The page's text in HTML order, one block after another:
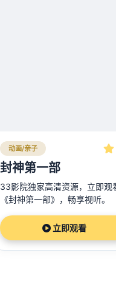
动画/亲子
封神第一部
33影院独家高清资源，立即观
《封神第一部》，畅享视听。
立即观看